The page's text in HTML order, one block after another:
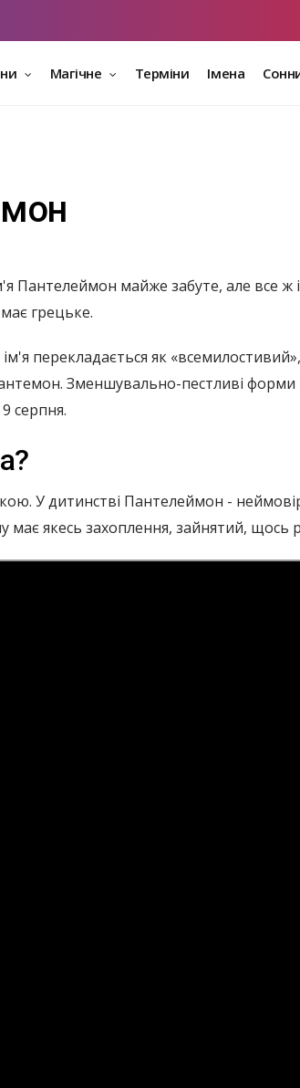
Магічне Терміни Імена
Пантелеймон майже забуте, але все ж
грецьке.
перекладається як
Зменшувально-пестливі
серпня.
У дитинстві Пантелеймон -
має якесь захоплення, зайнятий,